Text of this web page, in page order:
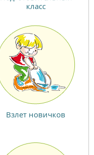
класс
Взлет новичков